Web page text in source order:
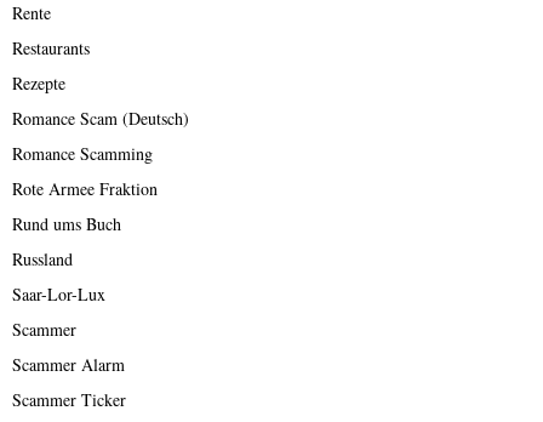
Rente
Restaurants
Rezepte
Romance Scam (Deutsch)
Romance Scamming
Rote Armee Fraktion
Rund ums Buch
Russland
Saar-Lor-Lux
Scammer
Scammer Alarm
Scammer Ticker